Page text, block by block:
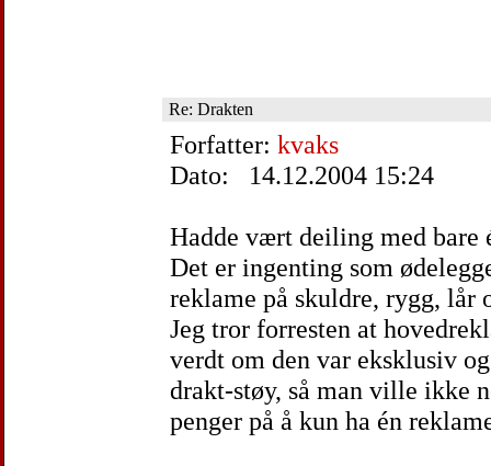
Re: Drakten
Forfatter: kvaks
Dato: 14.12.2004 15:24
Hadde vært deiling med bare
Det er ingenting som
reklame på skuldre, rygg, lår
Jeg tror forresten at
verdt om den var eksklusiv
drakt-støy, så man ville ikke
penger på å kun ha én